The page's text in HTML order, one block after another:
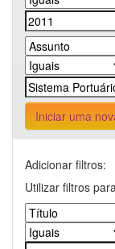
Iniciar uma
Adicionar filtros:
Utilizar filtros